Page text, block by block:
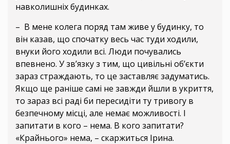
навколишніх будинках.
– В мене колега поряд там живе у будинку, то
він казав, що спочатку весь час туди ходили,
внуки його ходили всі. Люди почувались
впевнено. У зв’язку з тим, що цивільні об’єкти
зараз страждають, то це заставляє задуматись.
Якщо ще раніше самі не завжди йшли в укриття,
то зараз всі раді би пересидіти ту тривогу в
безпечному місці, але немає можливості. І
запитати в кого – нема. В кого запитати?
«Крайнього» нема, – скаржиться Ірина.